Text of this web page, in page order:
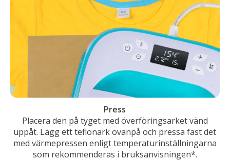
Press
Placera den på tyget med överföringsarket vänd
uppåt. Lägg ett teflonark ovanpå och pressa fast det
med värmepressen enligt temperaturinställningarna
som rekommenderas i bruksanvisningen*.